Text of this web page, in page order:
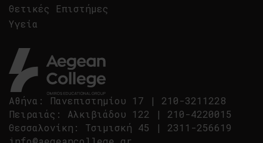
Αθήνα : Πανεπιστημίου 17 | 210-3211228
Πειραιάς : Αλκιβιάδου 122 | 210-4220015
Θεσσαλονίκη : Τσιμισκή 45 | 2311-256619
Θετικές Επιστήμες
Υγεία